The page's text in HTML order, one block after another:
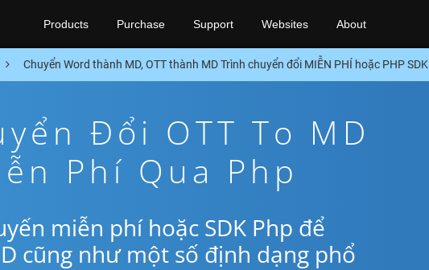
Products Purchase Support Websites About
Chuyển Word thành MD, OTT thành MD Trình chuyển đổi MIỄN PHÍ hoặc PHP SDK
Đổi OTT To MD
Phí Qua Php
miễn phí hoặc SDK Php để
cũng như một số định dạng phổ